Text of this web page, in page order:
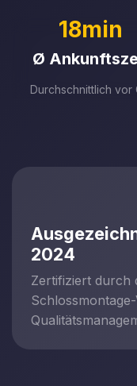
18min
Ø
Durchschnittlich vor
2024
Zertifiziert durch